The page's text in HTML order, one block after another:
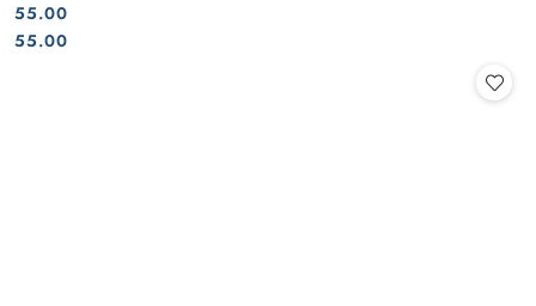
Cena:
55.00
Cena:
55.00